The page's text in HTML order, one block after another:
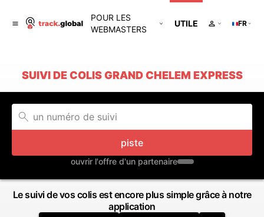
POUR LES
WEBMASTERS
UTILE FR
SUIVI DE COLIS GRAND CHELEM EXPRESS
piste
ouvrir l'offre d'un partenaire
Le suivi de vos colis est encore plus simple grâce à notre
application